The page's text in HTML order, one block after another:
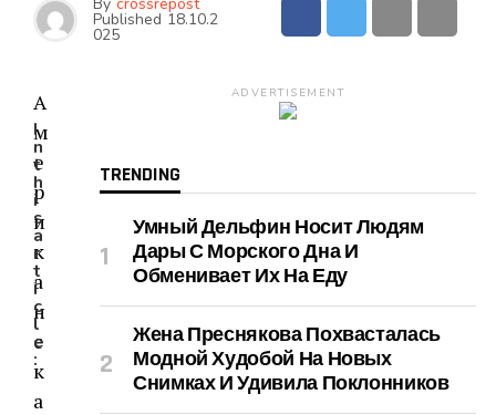
Published 18.10.2
025
А
м
е
р
и
к
а
н
с
к
а
I
n
t
h
i
s
a
r
t
i
c
l
e
:
ADVERTISEMENT
TRENDING
Умный Дельфин Носит Людям
Дары С Морского Дна И
Обменивает Их На Еду
Жена Преснякова Похвасталась
Модной Худобой На Новых
Снимках И Удивила Поклонников